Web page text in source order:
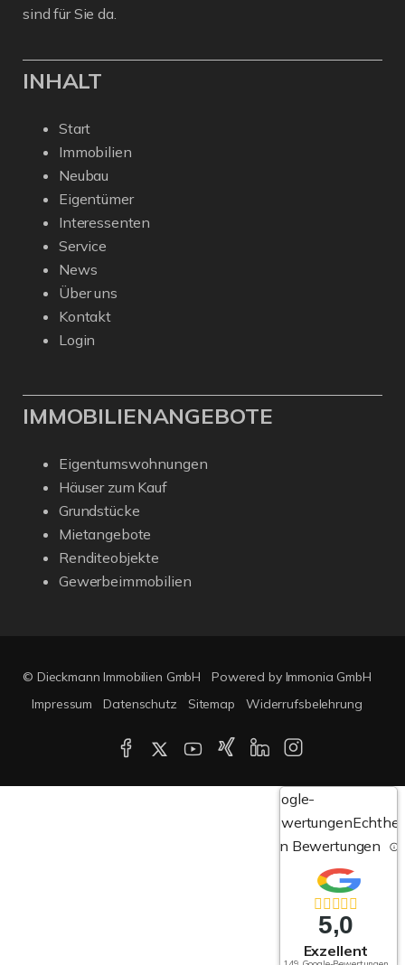
sind für Sie da.
INHALT
Start
Immobilien
Neubau
Eigentümer
Interessenten
Service
News
Über uns
Kontakt
Login
IMMOBILIENANGEBOTE
Eigentumswohnungen
Häuser zum Kauf
Grundstücke
Mietangebote
Renditeobjekte
Gewerbeimmobilien
© Dieckmann Immobilien GmbH
Powered by Immonia GmbH
Impressum
Datenschutz Sitemap Widerrufsbelehrung
Google-
Bewertungen
von Bewertungen
5,0
Exzellent